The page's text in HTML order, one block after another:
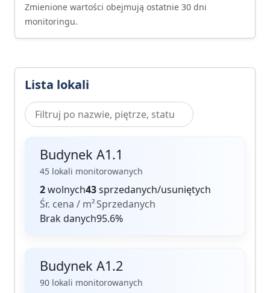
Zmienione wartości obejmują ostatnie 30 dni
monitoringu.
Lista lokali
Budynek A1.1
45 lokali monitorowanych
2wolnych43sprzedanych/usuniętych
Śr. cena / m²
Brak danych
Sprzedanych
95.6%
Budynek A1.2
90 lokali monitorowanych